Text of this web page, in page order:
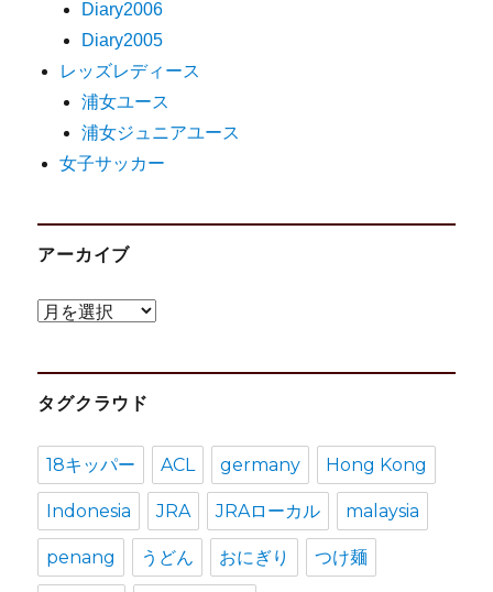
Diary2006
Diary2005
レッズレディース
浦女ユース
浦女ジュニアユース
女子サッカー
アーカイブ
ア
カ
イ
タグクラウド
18キッパー ACL germany Hong Kong
Indonesia JRA JRAローカル malaysia
penang うどん おにぎり つけ麺